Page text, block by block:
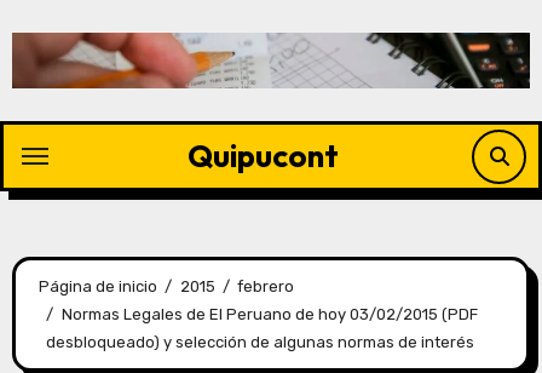
Quipucont
Página de inicio 2015
febrero
Normas Legales de El Peruano de hoy 03/02/2015 (PDF
desbloqueado) y selección de algunas normas de interés